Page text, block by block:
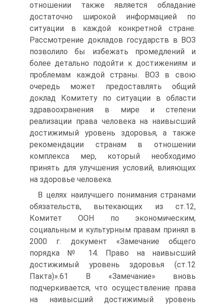
отношении также является обладание
достаточно широкой информацией по
ситуации в каждой конкретной стране.
Рассмотрение докладов государств в ВОЗ
позволило бы избежать промедлений и
более детально подойти к достижениям и
проблемам каждой страны. ВОЗ в свою
очередь может предоставлять общий
доклад Комитету по ситуации в области
здравоохранения в мире и степени
реализации права человека на наивысший
достижимый уровень здоровья, а также
рекомендации странам в отношении
комплекса мер, который необходимо
принять для улучшения условий, влияющих
на здоровье человека.
В целях наилучшего понимания странами
обязательств, вытекающих из ст.12,
Комитет ООН по экономическим,
социальным и культурным правам принял в
2000 г. документ «Замечание общего
порядка № 14. Право на наивысший
достижимый уровень здоровья (ст.12
Пакта)».61 В «Замечание» вновь
подчеркивается, что осуществление права
на наивысший достижимый уровень